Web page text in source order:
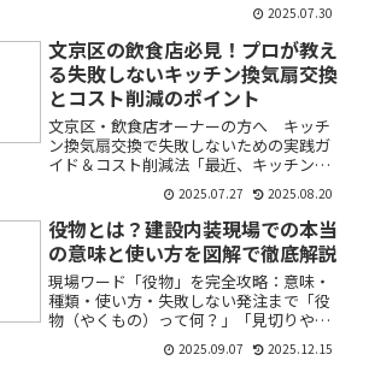
交換したいけど、どこに相談すればい
い？」「荒川区で飲食店のIHコンロ施工
や修理を安心して任せ...
2025.07.30
文京区の飲食店必見！プロが教え
る失敗しないキッチン換気扇交換
とコスト削減のポイント
文京区・飲食店オーナーの方へ キッチ
ン換気扇交換で失敗しないための実践ガ
イド＆コスト削減法「最近、キッチンの
換気扇の調子が悪いけれど、交換したほ
うがいいのか迷っている…」「見積もり
の取り方や費用の目安が分からず不安」
「消防法や空調設備のルー...
2025.07.27 2025.08.20
役物とは？建設内装現場での本当
の意味と使い方を図解で徹底解説
現場ワード「役物」を完全攻略：意味・
種類・使い方・失敗しない発注まで「役
物（やくもの）って何？」「見切りやコ
ーナー材とどう違うの？」——はじめて
内装の図面や見積、現場会話に触れる
2025.09.07 2025.12.15